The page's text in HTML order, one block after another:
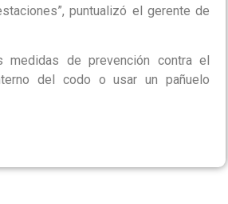
puntualizó el gerente de
de prevención contra el
del codo o usar un pañuelo